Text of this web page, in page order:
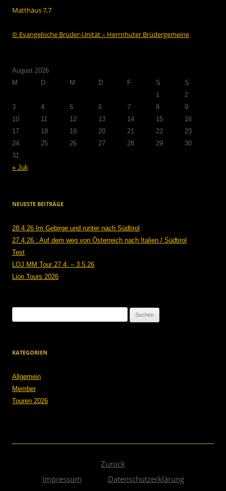
Matthäus 7,7
© Evangelische Brüder-Unität – Herrnhuter Brüdergemeine
August 2026
M
D M D F S
S
1
2
3
4 5 6 7 8
9
10
11 12 13 14 15
16
17
18 19 20 21 22
23
24
25 26 27 28 29
30
31
« Juli
NEUESTE BEITRÄGE
28.4.26 Im Gebirge und runter nach Südtirol
27.4.26 : Auf dem weg von Österreich nach Italien / Südtirol
Test
LOJ MM Tour 27.4. – 3.5.26
Lion Tours 2026
KATEGORIEN
Allgemein
Member
Touren 2026
Zurück
Impressum
Datenschutzerklärung